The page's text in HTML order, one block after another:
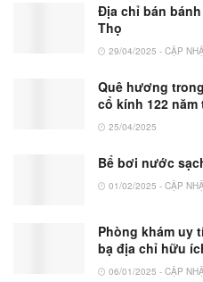
Địa chỉ bán
Thọ
29/04/2025 - CẬP
Quê hương
cổ kính 122 năm
25/04/2025
Bể bơi nước
01/02/2025 - CẬP
Phòng khám uy
bạ địa chỉ hữu
06/01/2025 - CẬP